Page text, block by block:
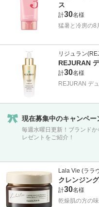
ス
計30名様
猛暑と冷房の8
リジュラン
REJURAN
計30名様
REJURAN デ
現在募集中のキャンペー
毎週水曜日更新！ブランド
レゼントをご紹介！
Lala Vie (ララ
クレンジン
計30名様
乾燥肌の方の